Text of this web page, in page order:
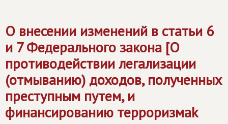
О внесении изменений в статьи 6
и 7 Федерального закона [О
противодействии легализации
(отмыванию) доходов, полученных
преступным путем, и
финансированию терроризмаk